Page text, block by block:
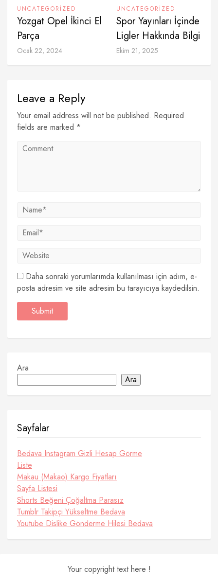
UNCATEGORIZED
Yozgat Opel İkinci El
Parça
Ocak 22, 2024
UNCATEGORIZED
Spor Yayınları İçinde
Ligler Hakkında Bilgi
Ekim 21, 2025
Leave a Reply
Your email address will not be published. Required
fields are marked *
Daha sonraki yorumlarımda kullanılması için adım, e-
posta adresim ve site adresim bu tarayıcıya kaydedilsin.
Ara
Ara
Sayfalar
Bedava Instagram Gizli Hesap Görme
Liste
Makau (Makao) Kargo Fiyatları
Sayfa Listesi
Shorts Beğeni Çoğaltma Parasız
Tumblr Takipçi Yükseltme Bedava
Youtube Dislike Gönderme Hilesi Bedava
Your copyright text here !